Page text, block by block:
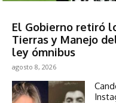
El Gobierno retiró
Tierras y Manejo
ley ómnibus
agosto 8, 2026